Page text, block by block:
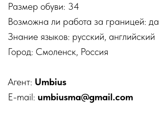
Размер обуви: 34
Возможна ли работа за границей: да
Знание языков: русский, английский
Город: Смоленск, Россия
Агент: Umbius
E-mail: umbiusma@gmail.com